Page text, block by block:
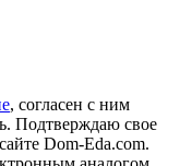
, согласен с ним
Подтверждаю свое
Dom-Eda.com.